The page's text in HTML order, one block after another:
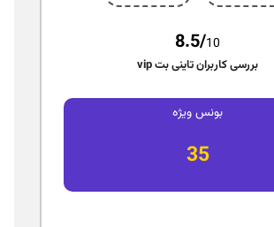
8.5/10
بررسی کاربران تاینی بت vip
بونس ویژه
35